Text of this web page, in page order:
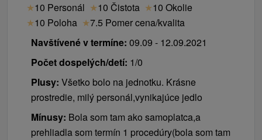
★10 Personál ★10 Čistota ★10 Okolie
★10 Poloha ★7.5 Pomer cena/kvalita
Navštívené v termíne: 09.09 - 12.09.2021
Počet dospelých/detí: 1/0
Plusy: Všetko bolo na jednotku. Krásne
prostredie, milý personál,vynikajúce jedlo
Mínusy: Bola som tam ako samoplatca,a
prehliadla som termín 1 procedúry(bola som tam